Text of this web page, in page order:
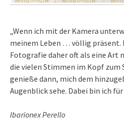
„Wenn ich mit der Kamera
meinem Leben … völlig präsent.
Fotografie daher oft als eine Art
die vielen Stimmen im Kopf zum
genieße dann, mich dem
Augenblick sehe. Dabei bin ich
Ibarionex Perello